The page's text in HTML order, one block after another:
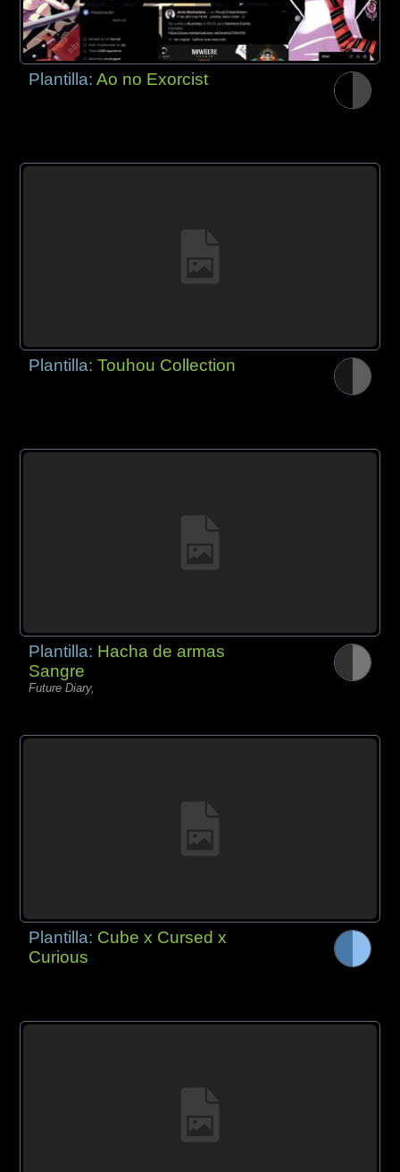
Plantilla:Ao no Exorcist
Plantilla:Touhou Collection
Plantilla: Hacha de armas
Sangre
Future Diary,
Plantilla: Cube x Cursed x
Curious